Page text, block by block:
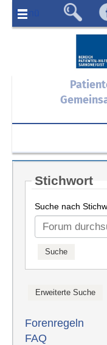
Menü
Stichwort
Suche nach
Forenregeln
FAQ